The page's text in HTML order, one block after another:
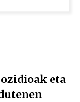
eta